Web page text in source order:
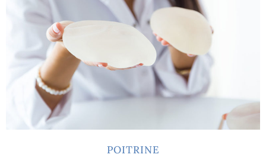
POITRINE